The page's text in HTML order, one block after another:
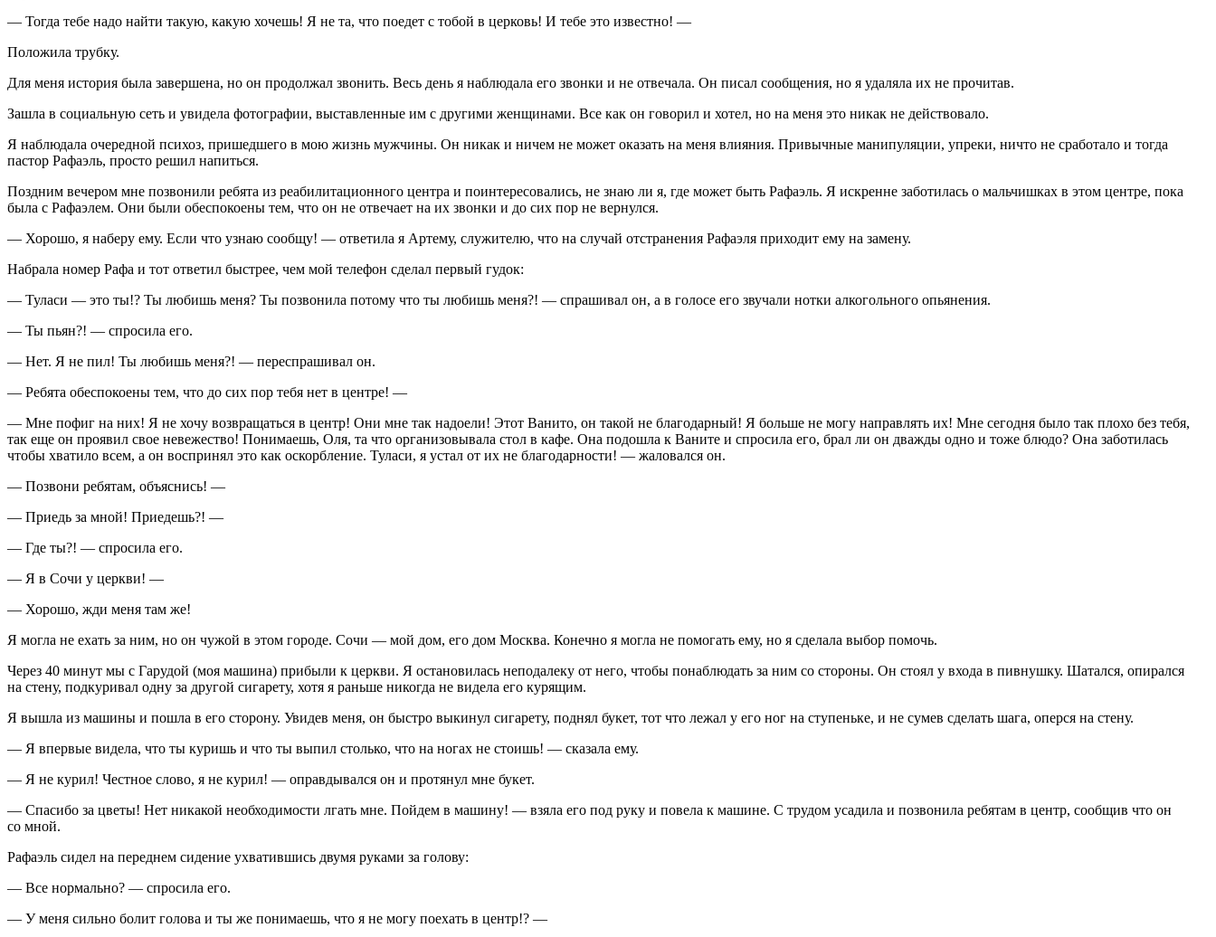
— Тогда тебе надо найти такую, какую хочешь! Я не та, что поедет с тобой в церковь! И тебе это известно! —
Положила трубку.
Для меня история была завершена, но он продолжал звонить. Весь день я наблюдала его звонки и не отвечала. Он писал сообщения, но я удаляла их не прочитав.
Зашла в социальную сеть и увидела фотографии, выставленные им с другими женщинами. Все как он говорил и хотел, но на меня это никак не действовало.
Я наблюдала очередной психоз, пришедшего в мою жизнь мужчины. Он никак и ничем не может оказать на меня влияния. Привычные манипуляции, упреки, ничто не сработало и тогда
пастор Рафаэль, просто решил напиться.
Поздним вечером мне позвонили ребята из реабилитационного центра и поинтересовались, не знаю ли я, где может быть Рафаэль. Я искренне заботилась о мальчишках в этом центре, пока
была с Рафаэлем. Они были обеспокоены тем, что он не отвечает на их звонки и до сих пор не вернулся.
— Хорошо, я наберу ему. Если что узнаю сообщу! — ответила я Артему, служителю, что на случай отстранения Рафаэля приходит ему на замену.
Набрала номер Рафа и тот ответил быстрее, чем мой телефон сделал первый гудок:
— Туласи — это ты!? Ты любишь меня? Ты позвонила потому что ты любишь меня?! — спрашивал он, а в голосе его звучали нотки алкогольного опьянения.
— Ты пьян?! — спросила его.
— Нет. Я не пил! Ты любишь меня?! — переспрашивал он.
— Ребята обеспокоены тем, что до сих пор тебя нет в центре! —
— Мне пофиг на них! Я не хочу возвращаться в центр! Они мне так надоели! Этот Ванито, он такой не благодарный! Я больше не могу направлять их! Мне сегодня было так плохо без тебя,
так еще он проявил свое невежество! Понимаешь, Оля, та что организовывала стол в кафе. Она подошла к Ваните и спросила его, брал ли он дважды одно и тоже блюдо? Она заботилась
чтобы хватило всем, а он воспринял это как оскорбление. Туласи, я устал от их не благодарности! — жаловался он.
— Позвони ребятам, объяснись! —
— Приедь за мной! Приедешь?! —
— Где ты?! — спросила его.
— Я в Сочи у церкви! —
— Хорошо, жди меня там же!
Я могла не ехать за ним, но он чужой в этом городе. Сочи — мой дом, его дом Москва. Конечно я могла не помогать ему, но я сделала выбор помочь.
Через 40 минут мы с Гарудой (моя машина) прибыли к церкви. Я остановилась неподалеку от него, чтобы понаблюдать за ним со стороны. Он стоял у входа в пивнушку. Шатался, опирался
на стену, подкуривал одну за другой сигарету, хотя я раньше никогда не видела его курящим.
Я вышла из машины и пошла в его сторону. Увидев меня, он быстро выкинул сигарету, поднял букет, тот что лежал у его ног на ступеньке, и не сумев сделать шага, оперся на стену.
— Я впервые видела, что ты куришь и что ты выпил столько, что на ногах не стоишь! — сказала ему.
— Я не курил! Честное слово, я не курил! — оправдывался он и протянул мне букет.
— Спасибо за цветы! Нет никакой необходимости лгать мне. Пойдем в машину! — взяла его под руку и повела к машине. С трудом усадила и позвонила ребятам в центр, сообщив что он
со мной.
Рафаэль сидел на переднем сидение ухватившись двумя руками за голову:
— Все нормально? — спросила его.
— У меня сильно болит голова и ты же понимаешь, что я не могу поехать в центр!? —